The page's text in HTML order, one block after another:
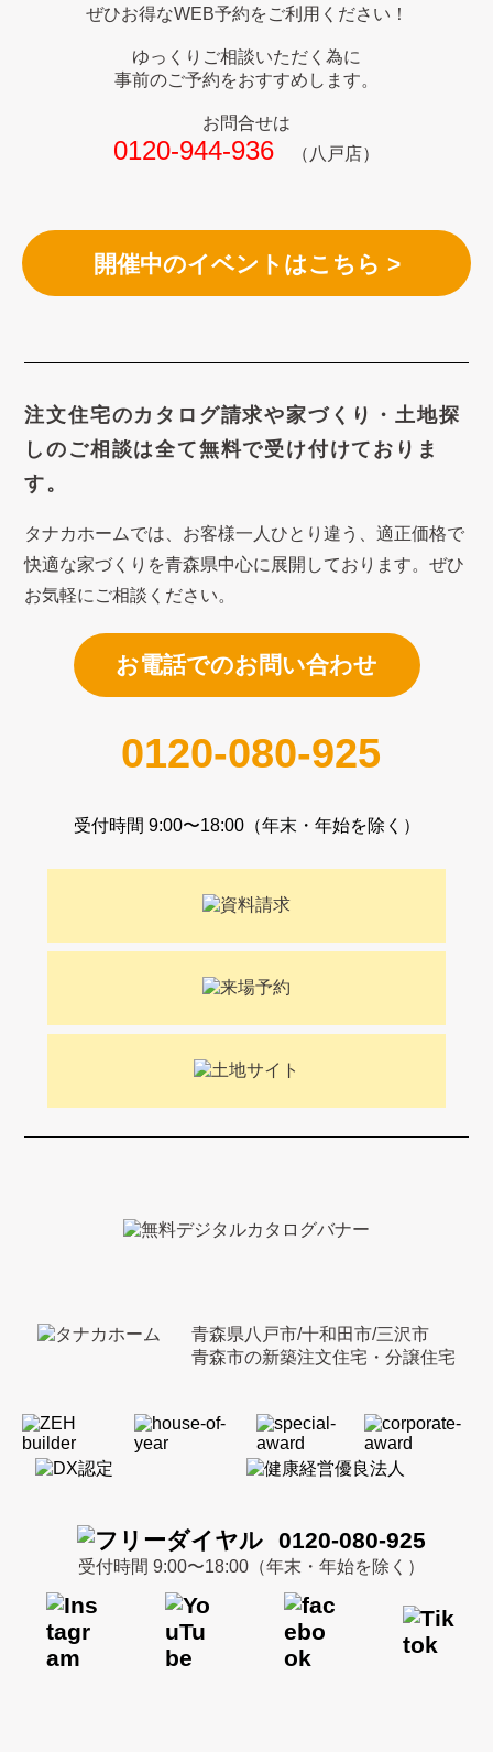
ぜひお得なWEB予約をご利用ください！
ゆっくりご相談いただく為に
事前のご予約をおすすめします。
お問合せは
0120-944-936 （八戸店）
開催中のイベントはこちら >
注文住宅のカタログ請求や家づくり・土地探
しのご相談は全て無料で受け付けておりま
す。
タナカホームでは、お客様一人ひとり違う、適正価格で
快適な家づくり を青森県中心に展開しております。ぜひ
お気軽にご相談ください。
お電話でのお問い合わせ
0120-080-925
受付時間 9:00〜18:00（年末・年始を除く）
青森県八戸市/十和田市/三沢市
青森市の新築注文住宅・分譲住宅
0120-080-925
受付時間 9:00〜18:00（年末・年始を除く）